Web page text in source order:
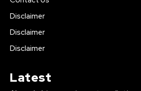
Disclaimer
Disclaimer
Disclaimer
Latest